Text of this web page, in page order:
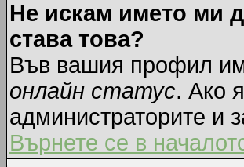
Не искам името ми
става това?
Във вашия профил
онлайн статус. Ако я
администраторите и
Върнете се в